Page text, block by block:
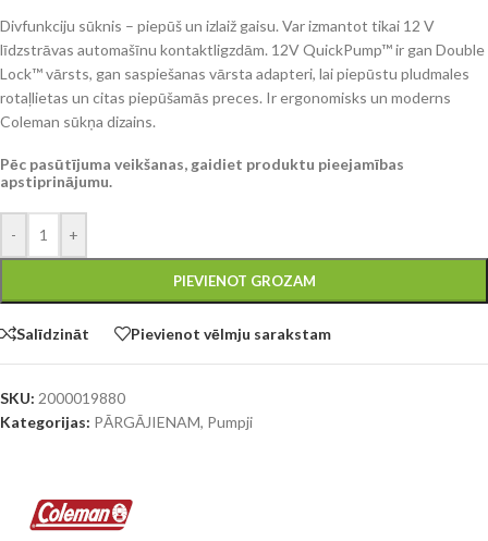
Divfunkciju sūknis – piepūš un izlaiž gaisu. Var izmantot tikai 12 V
līdzstrāvas automašīnu kontaktligzdām. 12V QuickPump™ ir gan Double
Lock™ vārsts, gan saspiešanas vārsta adapteri, lai piepūstu pludmales
rotaļlietas un citas piepūšamās preces. Ir ergonomisks un moderns
Coleman sūkņa dizains.
Pēc pasūtījuma veikšanas, gaidiet produktu pieejamības
apstiprinājumu.
- +
PIEVIENOT GROZAM
Salīdzināt Pievienot vēlmju sarakstam
SKU: 2000019880
Kategorijas: PĀRGĀJIENAM, Pumpji